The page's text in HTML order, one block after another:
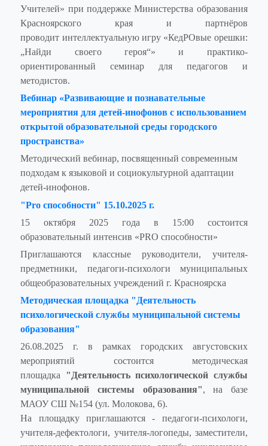
Учителей» при поддержке Министерства образования
Красноярского края и партнёров
проводит интеллектуальную игру «КедРОвые орешки:
„Найди своего героя“» и практико-
ориентированный семинар для педагогов и
методистов.
Вебинар «Развивающие и познавательные
мероприятия для детей‑инофонов с использованием
открытой образовательной среды городского
пространства»
Методический вебинар, посвященный современным
подходам к языковой и социокультурной адаптации
детей‑инофонов.
"Pro способности" 15.10.2025 г.
15 октября 2025 года в 15:00 состоится
образовательный интенсив «PRO способности»
Приглашаются классные руководители, учителя-
предметники, педагоги-психологи муниципальных
общеобразовательных учреждений г. Красноярска
Методическая площадка "Деятельность
психологической службы муниципальной системы
образования"
26.08.2025 г. в рамках городских августовских
мероприятий состоится методическая
площадка "Деятельность психологической службы
муниципальной системы образования", на базе
МАОУ СШ №154 (ул. Молокова, 6).
На площадку приглашаются - педагоги-психологи,
учителя-дефектологи, учителя-логопеды, заместители,